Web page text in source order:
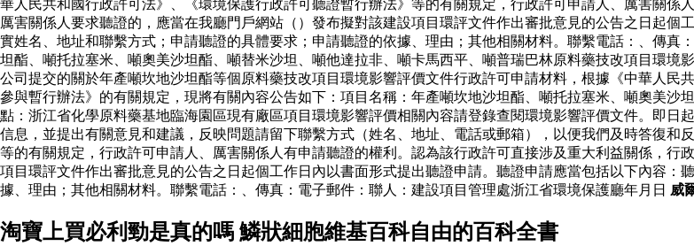
華人民共和國行政許可法》、《環境保護行政許可聽證暫行辦法》等的有關規定，行政許可申請人、厲害關係
厲害關係人要求聽證的，應當在我廳門戶網站（）發布擬對該建設項目環評文件作出審批意見的公告之日起
實姓名、地址和聯繫方式；申請聽證的具體要求；申請聽證的依據、理由；其他相關材料。聯繫電話：、傳
坦酯、噸托拉塞米、噸奧美沙坦酯、噸替米沙坦、噸他達拉非、噸卡馬西平、噸普瑞巴林原料藥技改項目環
公司提交的關於年產噸坎地沙坦酯等個原料藥技改項目環境影響評價文件行政許可申請材料，根據《中華人
參與暫行辦法》的有關規定，現將有關內容公告如下：項目名稱：年產噸坎地沙坦酯、噸托拉塞米、噸奧美
點：浙江省化學原料藥基地臨海園區現有廠區項目環境影響評價相關內容請登錄查閱環境影響評價文件。即
信息，並提出有關意見和建議，反映問題請留下聯繫方式（姓名、地址、電話或郵箱），以便我們及時答復和
等的有關規定，行政許可申請人、厲害關係人有申請聽證的權利。認為該行政許可直接涉及重大利益關係，
項目環評文件作出審批意見的公告之日起個工作日內以書面形式提出聽證申請。聽證申請應當包括以下內容
據、理由；其他相關材料。聯繫電話：、傳真：電子郵件：聯人：建設項目管理處浙江省環境保護廳年月日 威
淘寶上買必利勁是真的嗎 鱗狀細胞維基百科自由的百科全書